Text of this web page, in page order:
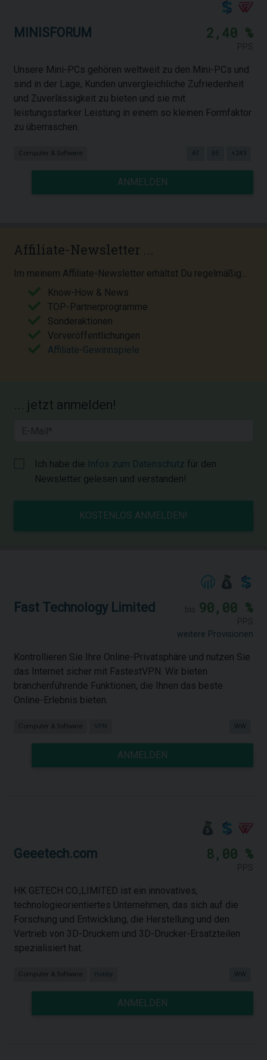
MINISFORUM 2,40 %
Unsere Mini-PCs gehören weltweit zu den Mini-PCs und
sind in der Lage, Kunden unvergleichliche Zufriedenheit
und Zuverlässigkeit zu bieten und sie mit
leistungsstarker Leistung in einem so kleinen Formfaktor
zu überraschen.
Computer & Software AT BE +243
ANMELDEN
Affiliate-Newsletter ...
Im meinem Affiliate-Newsletter erhältst Du regelmäßig...
Know-How & News
TOP-Partnerprogramme
Sonderaktionen
Vorveröffentlichungen
Affiliate-Gewinnspiele
... jetzt anmelden!
Ich habe die Infos zum Datenschutz für den
Newsletter gelesen und verstanden!
KOSTENLOS ANMELDEN!
Fast Technology Limited 90,00 %
weitere Provisionen
Kontrollieren Sie Ihre Online-Privatsphäre und nutzen Sie
das Internet sicher mit FastestVPN. Wir bieten
branchenführende Funktionen, die Ihnen das beste
Online-Erlebnis bieten.
Computer & Software VPN WW
ANMELDEN
Geeetech.com 8,00 %
HK GETECH CO.,LIMITED ist ein innovatives,
technologieorientiertes Unternehmen, das sich auf die
Forschung und Entwicklung, die Herstellung und den
Vertrieb von 3D-Druckern und 3D-Drucker-Ersatzteilen
spezialisiert hat.
Computer & Software Hobby WW
ANMELDEN